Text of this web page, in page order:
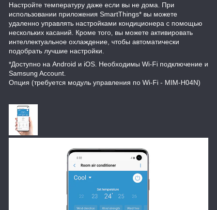
Настройте температуру даже если вы не дома. При
использовании приложения SmartThings* вы можете
удаленно управлять настройками кондиционера с помощью
нескольких касаний. Кроме того, вы можете активировать
интеллектуальное охлаждение, чтобы автоматически
подобрать лучшие настройки.
*Доступно на Android и iOS. Необходимы Wi-Fi подключение и
Samsung Account.
Опция (требуется модуль управления по Wi-Fi - MIM-H04N)